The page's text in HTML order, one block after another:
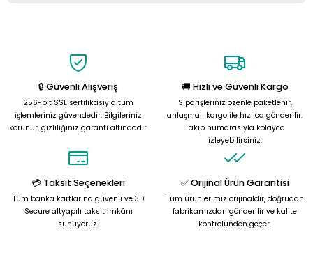
Görüş ve önerileriniz için teşekkür ederiz.
Ürün resmi kalitesiz, bozuk veya görüntülenemiyor.
Ürün açıklamasında eksik bilgiler bulunuyor.
Ürün bilgilerinde hatalar bulunuyor.
Ürün fiyatı diğer sitelerden daha pahalı.
🔒 Güvenli Alışveriş
256-bit SSL sertifikasıyla tüm
işlemleriniz güvendedir. Bilgileriniz
korunur, gizliliğiniz garanti altındadır.
🚚 Hızlı ve Güvenli Kargo
Siparişleriniz özenle paketlenir,
anlaşmalı kargo ile hızlıca gönderilir.
Takip numarasıyla kolayca
izleyebilirsiniz.
💳 Taksit Seçenekleri
Tüm banka kartlarına güvenli ve 3D
Secure altyapılı taksit imkânı
sunuyoruz.
✅ Orijinal Ürün Garantisi
Tüm ürünlerimiz orijinaldir, doğrudan
fabrikamızdan gönderilir ve kalite
kontrolünden geçer.